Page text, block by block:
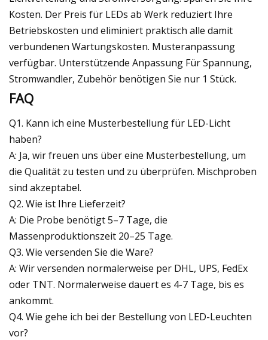
Kosten. Der Preis für LEDs ab Werk reduziert Ihre
Betriebskosten und eliminiert praktisch alle damit
verbundenen Wartungskosten. Musteranpassung
verfügbar. Unterstützende Anpassung Für Spannung,
Stromwandler, Zubehör benötigen Sie nur 1 Stück.
FAQ
Q1. Kann ich eine Musterbestellung für LED-Licht
haben?
A: Ja, wir freuen uns über eine Musterbestellung, um
die Qualität zu testen und zu überprüfen. Mischproben
sind akzeptabel.
Q2. Wie ist Ihre Lieferzeit?
A: Die Probe benötigt 5–7 Tage, die
Massenproduktionszeit 20–25 Tage.
Q3. Wie versenden Sie die Ware?
A: Wir versenden normalerweise per DHL, UPS, FedEx
oder TNT. Normalerweise dauert es 4-7 Tage, bis es
ankommt.
Q4. Wie gehe ich bei der Bestellung von LED-Leuchten
vor?